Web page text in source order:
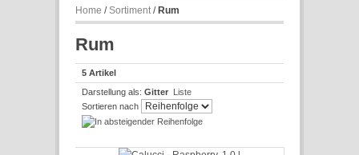
Home /Sortiment / Rum
Rum
5 Artikel
Darstellung als: Gitter Liste
Sortieren nach